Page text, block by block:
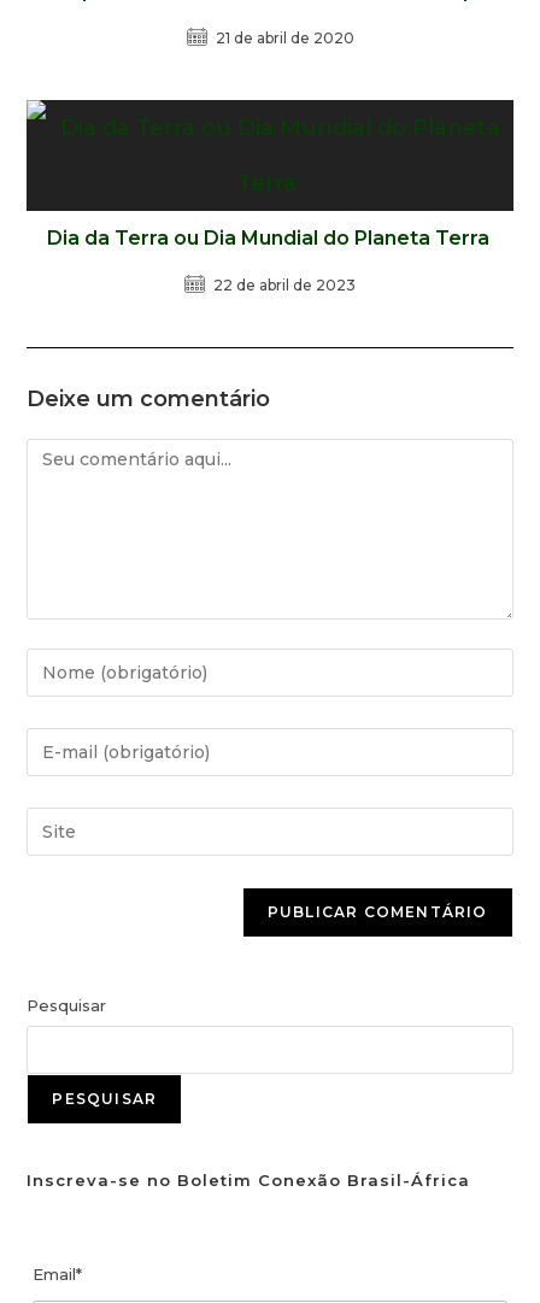
21 de abril de 2020
Dia da Terra ou Dia Mundial do Planeta Terra
22 de abril de 2023
Deixe um comentário
Pesquisar
PESQUISAR
Inscreva-se no Boletim Conexão Brasil-África
Email*